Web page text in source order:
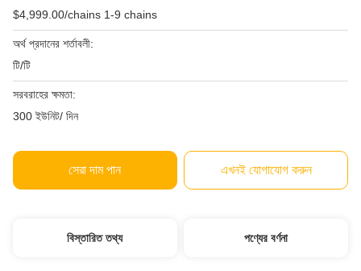
$4,999.00/chains 1-9 chains
অর্থ প্রদানের শর্তাবলী:
টি/টি
সরবরাহের ক্ষমতা:
300 ইউনিট/ দিন
সেরা দাম পান এখনই যোগাযোগ করুন
বিস্তারিত তথ্য পণ্যের বর্ণনা